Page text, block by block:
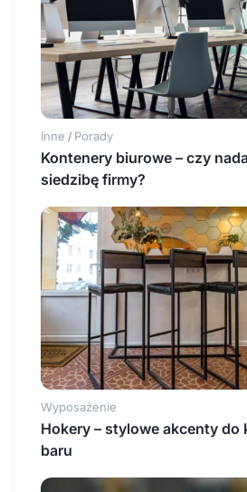
Inne / Porady
Kontenery biurowe – czy
siedzibę firmy?
Wyposażenie
Hokery – stylowe akcenty do
baru